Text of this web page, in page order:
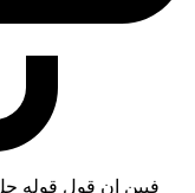
فبين ان قول قوله